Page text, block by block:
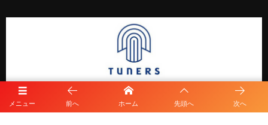
メニュー 前へ ホーム 先頭へ 次へ